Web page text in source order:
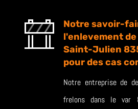
Notre savoir-
l'enlevement
Saint-Julien
pour des cas
Notre entreprise de
frelons dans le var